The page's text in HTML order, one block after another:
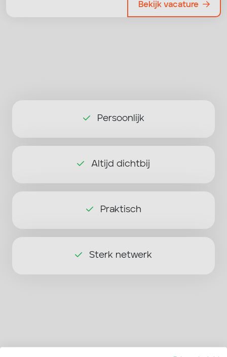
Bekijk vacature
Persoonlijk
Altijd dichtbij
Praktisch
Sterk netwerk